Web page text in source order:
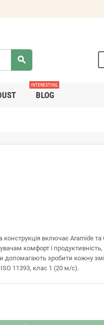
search
BLOG
INTERESTING
включає Aramide та
комфорт і продуктивність,
допомагають зробити кожну
11393, клас 1 (20 м/с).